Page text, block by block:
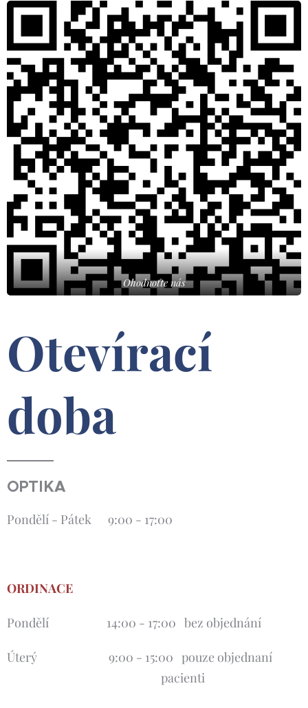
Ohodnoťte nás
Otevírací
doba
OPTIKA
Pondělí - Pátek 9:00 - 17:00
ORDINACE
Pondělí 14:00 - 17:00 bez objednání
Úterý 9:00 - 15:00 pouze objednaní
pacienti